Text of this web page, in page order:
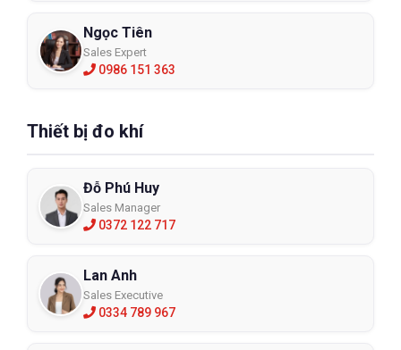
Ngọc Tiên
Sales Expert
0986 151 363
Thiết bị đo khí
Đỗ Phú Huy
Sales Manager
0372 122 717
Lan Anh
Sales Executive
0334 789 967